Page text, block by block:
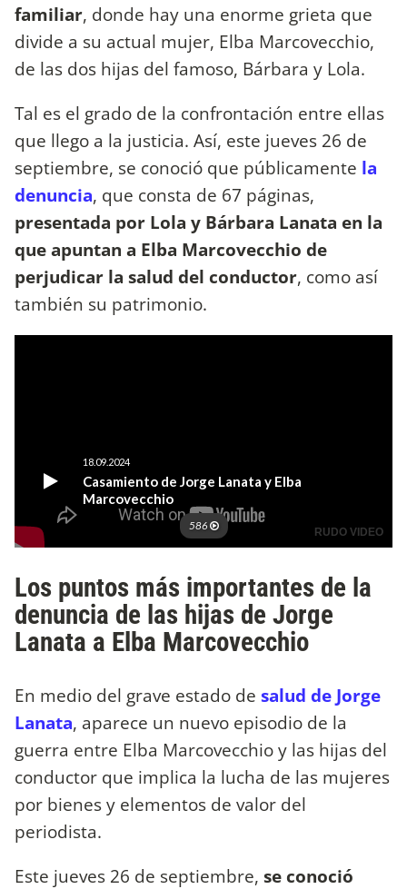
familiar, donde hay una enorme grieta que
divide a su actual mujer, Elba Marcovecchio,
de las dos hijas del famoso, Bárbara y Lola.
Tal es el grado de la confrontación entre ellas
que llego a la justicia. Así, este jueves 26 de
septiembre, se conoció que públicamente la
denuncia, que consta de 67 páginas,
presentada por Lola y Bárbara Lanata en la
que apuntan a Elba Marcovecchio de
perjudicar la salud del conductor, como así
también su patrimonio.
Los puntos más importantes de la
denuncia de las hijas de Jorge
Lanata a Elba Marcovecchio
En medio del grave estado de salud de Jorge
Lanata, aparece un nuevo episodio de la
guerra entre Elba Marcovecchio y las hijas del
conductor que implica la lucha de las mujeres
por bienes y elementos de valor del
periodista.
Este jueves 26 de septiembre, se conoció